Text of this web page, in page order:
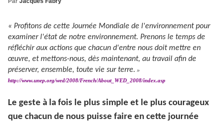
« Profitons de cette Journée Mondiale de l'environnement pour
examiner l'état de notre environnement. Prenons le temps de
réfléchir aux actions que chacun d'entre nous doit mettre en
œuvre, et mettons-nous, dès maintenant, au travail afin de
préserver, ensemble, toute vie sur terre. »
http://www.unep.org/wed/2008/French/About_WED_2008/index.asp
Le geste à la fois le plus simple et le plus courageux
que chacun de nous puisse faire en cette journée